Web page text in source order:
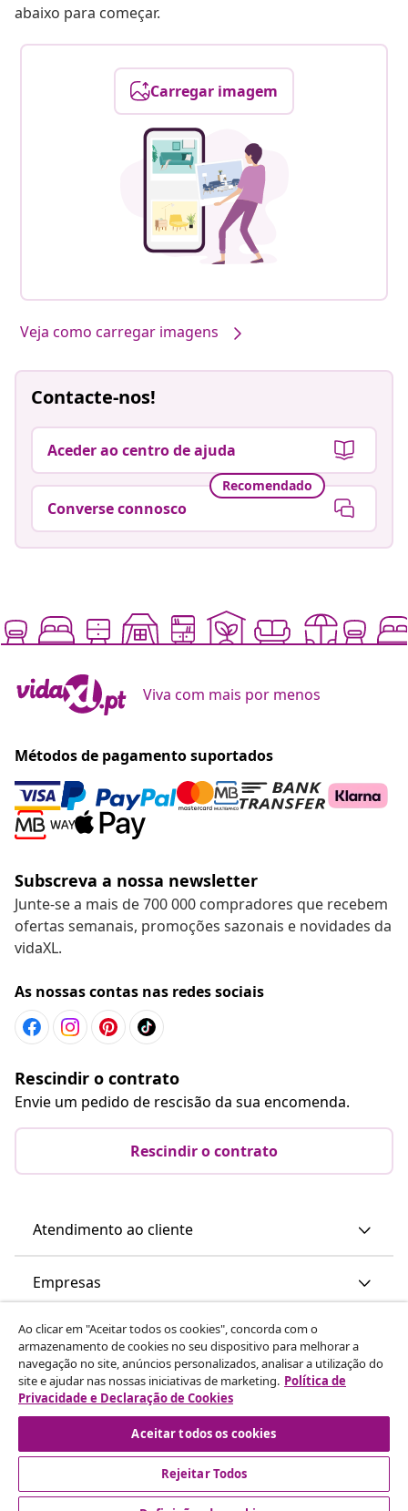
abaixo para começar.
Carregar imagem
Veja como carregar imagens
Contacte-nos!
Aceder ao centro de ajuda
Recomendado
Converse connosco
Viva com mais por menos
Métodos de pagamento suportados
Subscreva a nossa newsletter
Junte-se a mais de 700 000 compradores que recebem
ofertas semanais, promoções sazonais e novidades da
vidaXL.
As nossas contas nas redes sociais
Rescindir o contrato
Envie um pedido de rescisão da sua encomenda.
Rescindir o contrato
Atendimento ao cliente
Empresas
vidaXL
Descubra mais
Ao clicar em "Aceitar todos os cookies", concorda com o
armazenamento de cookies no seu dispositivo para melhorar a
navegação no site, anúncios personalizados, analisar a utilização do
site e ajudar nas nossas iniciativas de marketing. Política de
Privacidade e Declaração de Cookies
Aceitar todos os cookies
Rejeitar Todos